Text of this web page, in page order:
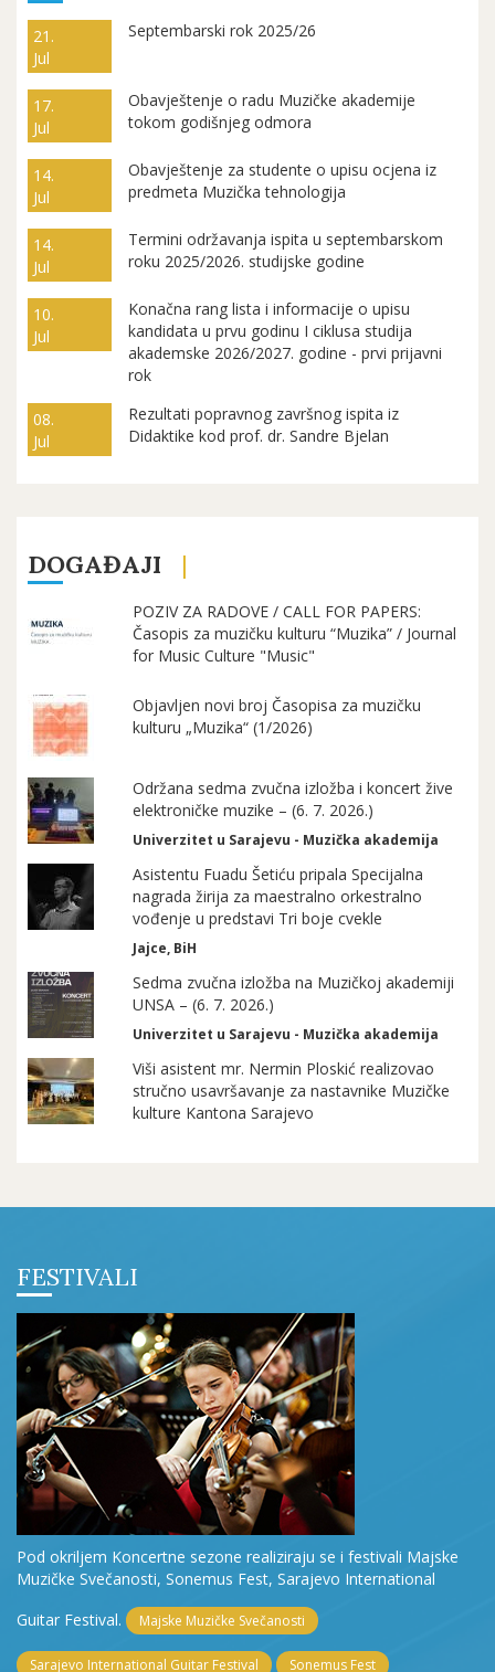
21.
Jul
Septembarski rok 2025/26
17.
Jul
Obavještenje o radu Muzičke akademije
tokom godišnjeg odmora
14.
Jul
Obavještenje za studente o upisu ocjena iz
predmeta Muzička tehnologija
14.
Jul
Termini održavanja ispita u septembarskom
roku 2025/2026. studijske godine
10.
Jul
Konačna rang lista i informacije o upisu
kandidata u prvu godinu I ciklusa studija
akademske 2026/2027. godine - prvi prijavni
rok
08.
Jul
Rezultati popravnog završnog ispita iz
Didaktike kod prof. dr. Sandre Bjelan
DOGAĐAJI
POZIV ZA RADOVE / CALL FOR PAPERS:
Časopis za muzičku kulturu “Muzika” / Journal
for Music Culture "Music"
Objavljen novi broj Časopisa za muzičku
kulturu „Muzika“ (1/2026)
Održana sedma zvučna izložba i koncert žive
elektroničke muzike – (6. 7. 2026.)
Univerzitet u Sarajevu - Muzička akademija
Asistentu Fuadu Šetiću pripala Specijalna
nagrada žirija za maestralno orkestralno
vođenje u predstavi Tri boje cvekle
Jajce, BiH
Sedma zvučna izložba na Muzičkoj akademiji
UNSA – (6. 7. 2026.)
Univerzitet u Sarajevu - Muzička akademija
Viši asistent mr. Nermin Ploskić realizovao
stručno usavršavanje za nastavnike Muzičke
kulture Kantona Sarajevo
FESTIVALI
Pod okriljem Koncertne sezone realiziraju se i festivali Majske
Muzičke Svečanosti, Sonemus Fest, Sarajevo International
Guitar Festival.
Majske Muzičke Svečanosti
Sarajevo International Guitar Festival Sonemus Fest